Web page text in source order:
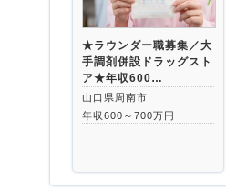
★ラウンダー職募集／大
手調剤併設ドラッグスト
ア★年収600…
山口県周南市
年収600～700万円